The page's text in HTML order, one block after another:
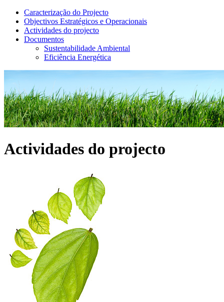
Caracterização do Projecto
Objectivos Estratégicos e Operacionais
Actividades do projecto
Documentos
Sustentabilidade Ambiental
Eficiência Energética
Actividades do projecto